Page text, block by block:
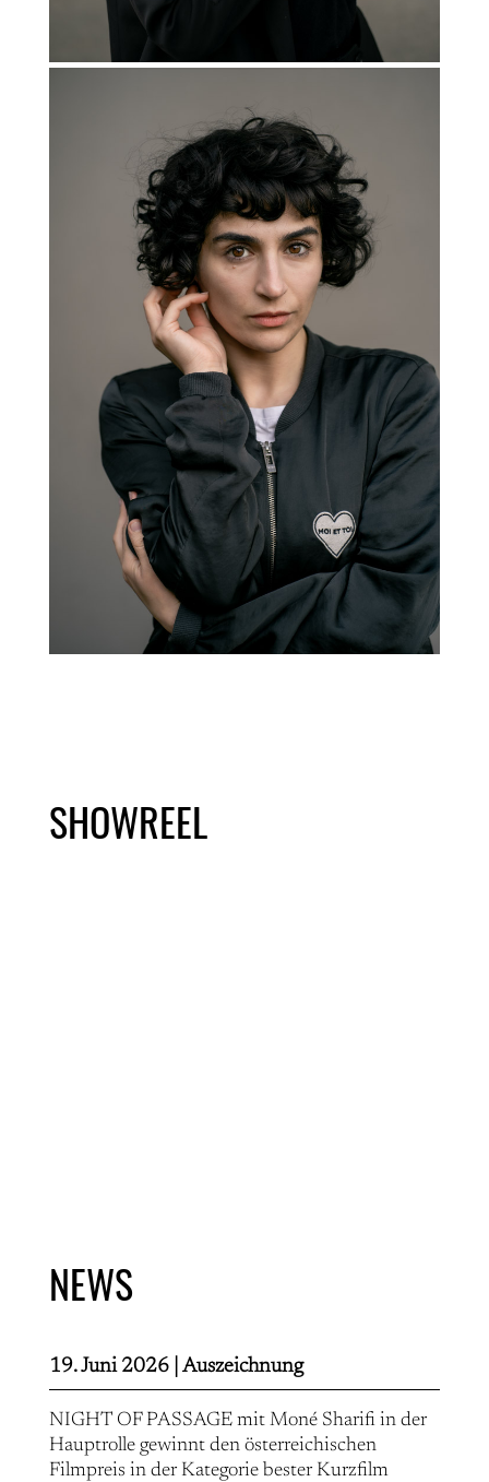
SHOWREEL
NEWS
19. Juni 2026 | Auszeichnung
NIGHT OF PASSAGE mit Moné Sharifi in der
Hauptrolle gewinnt den österreichischen
Filmpreis in der Kategorie bester Kurzfilm